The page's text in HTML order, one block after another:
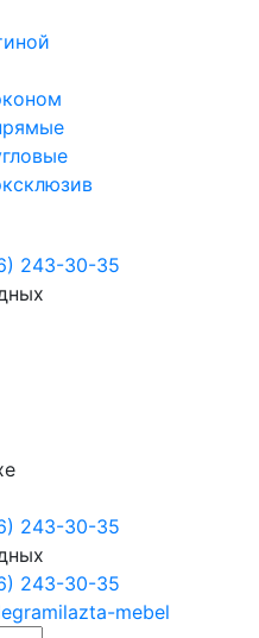
243-30-35
243-30-35
243-30-35
ilazta-mebel